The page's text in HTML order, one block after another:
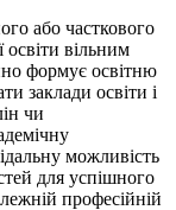
або часткового
вільним
формує освітню
заклади освіти і
чи
можливість
для успішного
професійній